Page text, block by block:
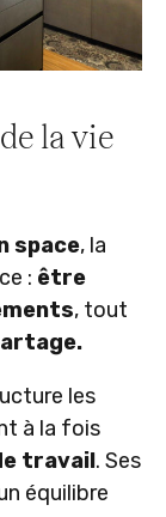
la vie
space, la
: être
, tout
les
à la fois
travail. Ses
équilibre